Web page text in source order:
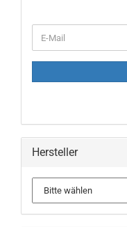
ZUR
E-
Mail
Hersteller